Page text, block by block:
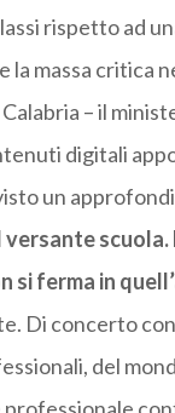
rispetto ad
la massa critica
– il
digitali
un
si ferma in
Di concerto
del